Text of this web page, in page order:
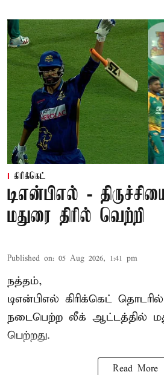
கிரிக்கெட்
டிஎன்பிஎல் -
மதுரை திரில் வெற்றி
Published on: 05 Aug 2026, 1:41 pm
நத்தம்,
டிஎன்பிஎல் கிரிக்கெட்
நடைபெற்ற லீக் ஆட்டத்தில்
பெற்றது.
Read More